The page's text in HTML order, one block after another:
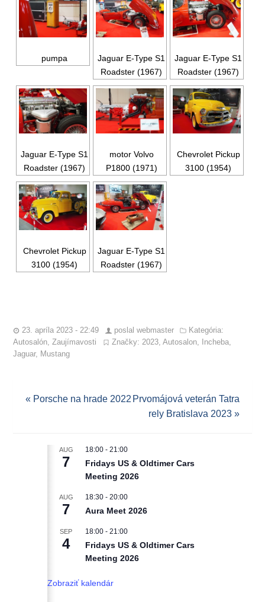
pumpa
Jaguar E-Type S1
Roadster (1967)
Jaguar E-Type S1
Roadster (1967)
Jaguar E-Type S1
Roadster (1967)
motor Volvo
P1800 (1971)
Chevrolet Pickup
3100 (1954)
Chevrolet Pickup
3100 (1954)
Jaguar E-Type S1
Roadster (1967)
23. apríla 2023 - 22:49 poslal webmaster
Kategória:
Autosalón,Zaujímavosti Značky: 2023, Autosalon, Incheba,
Jaguar, Mustang
« Porsche na hrade 2022 Prvomájová veterán Tatra
rely Bratislava 2023»
AUG
7
18:00- 21:00
Fridays US & Oldtimer Cars
Meeting 2026
AUG
7
18:30- 20:00
Aura Meet 2026
SEP
4
18:00- 21:00
Fridays US & Oldtimer Cars
Meeting 2026
Zobraziť kalendár